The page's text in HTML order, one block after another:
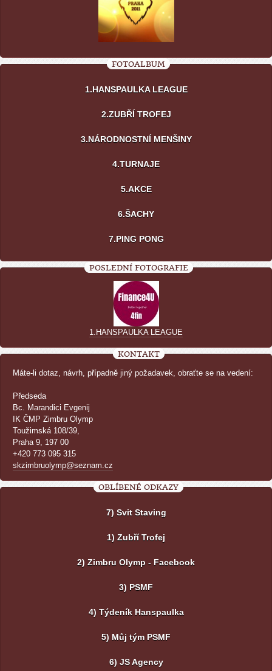
FOTOALBUM
1.HANSPAULKA LEAGUE
2.ZUBŘÍ TROFEJ
3.NÁRODNOSTNÍ MENŠINY
4.TURNAJE
5.AKCE
6.ŠACHY
7.PING PONG
POSLEDNÍ FOTOGRAFIE
1.HANSPAULKA LEAGUE
KONTAKT
Máte-li dotaz, návrh, případně jiný požadavek, obraťte se na vedení:
Předseda
Bc. Marandici Evgenij
IK ČMP Zimbru Olymp
Toužimská 108/39,
Praha 9, 197 00
+420 773 095 315
skzimbruolymp@seznam.cz
OBLÍBENÉ ODKAZY
7) Svit Staving
1) Zubří Trofej
2) Zimbru Olymp - Facebook
3) PSMF
4) Týdeník Hanspaulka
5) Můj tým PSMF
6) JS Agency